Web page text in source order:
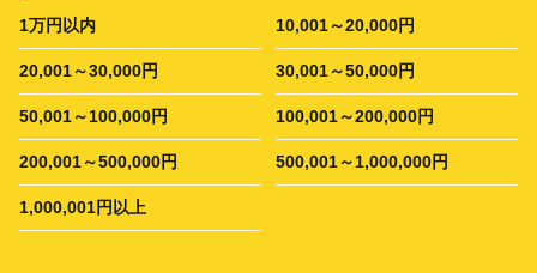
1万円以内 10,001～20,000円
20,001～30,000円 30,001～50,000円
50,001～100,000円 100,001～200,000円
200,001～500,000円 500,001～1,000,000円
1,000,001円以上